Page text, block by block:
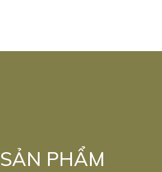
SẢN PHẨM